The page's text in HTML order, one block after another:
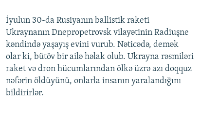
İyulun 30-da Rusiyanın ballistik raketi
Ukraynanın Dnepropetrovsk vilayətinin Radiuşne
kəndində yaşayış evini vurub. Nəticədə, demək
olar ki, bütöv bir ailə həlak olub. Ukrayna rəsmiləri
raket və dron hücumlarından ölkə üzrə azı doqquz
nəfərin öldüyünü, onlarla insanın yaralandığını
bildirirlər.